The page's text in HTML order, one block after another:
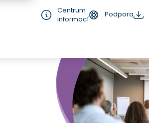
Centrum
informací
Podpora